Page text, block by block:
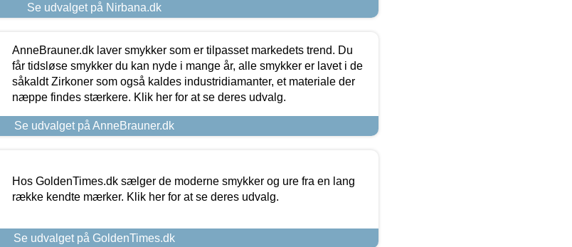
Se udvalget på Nirbana.dk
AnneBrauner.dk laver smykker som er tilpasset markedets trend. Du
får tidsløse smykker du kan nyde i mange år, alle smykker er lavet i de
såkaldt Zirkoner som også kaldes industridiamanter, et materiale der
næppe findes stærkere. Klik her for at se deres udvalg.
Se udvalget på AnneBrauner.dk
Hos GoldenTimes.dk sælger de moderne smykker og ure fra en lang
række kendte mærker. Klik her for at se deres udvalg.
Se udvalget på GoldenTimes.dk